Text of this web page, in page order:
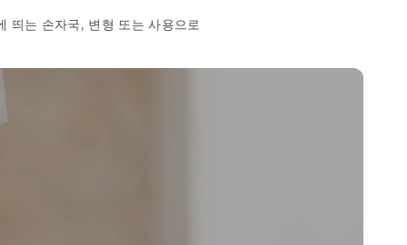
띄는 손자국, 변형 또는 사용으로